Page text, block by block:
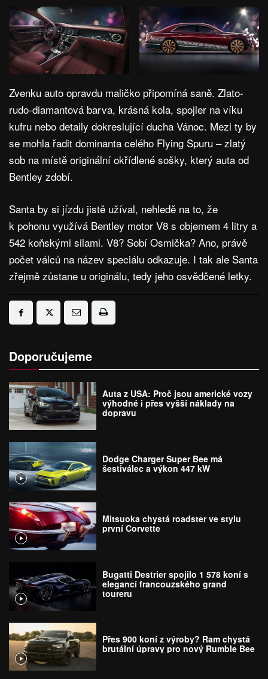
Zvenku auto opravdu maličko připomíná saně. Zlato-
rudo-diamantová barva, krásná kola, spojler na víku
kufru nebo detaily dokreslující ducha Vánoc. Mezi ty by
se mohla řadit dominanta celého Flying Spuru – zlatý
sob na místě originální okřídlené sošky, který auta od
Bentley zdobí.
Santa by si jízdu jistě užíval, nehledě na to, že
k pohonu využívá Bentley motor V8 s objemem 4 litry a
542 koňskými silami. V8? Sobí Osmička? Ano, právě
počet válců na název speciálu odkazuje. I tak ale Santa
zřejmě zůstane u originálu, tedy jeho osvědčené letky.
Doporučujeme
Auta z USA: Proč jsou americké vozy
výhodné i přes vyšší náklady na
dopravu
Dodge Charger Super Bee má
šestiválec a výkon 447 kW
Mitsuoka chystá roadster ve stylu
první Corvette
Bugatti Destrier spojilo 1 578 koní s
elegancí francouzského grand
toureru
Přes 900 koní z výroby? Ram chystá
brutální úpravy pro nový Rumble Bee